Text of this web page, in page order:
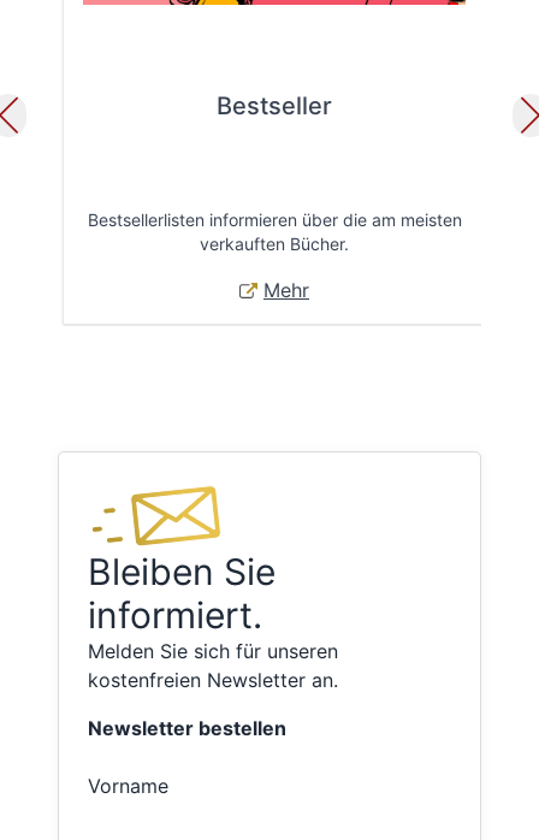
Bestseller
Bestsellerlisten informieren über die am meisten
verkauften Bücher.
Mehr
Bleiben Sie
informiert.
Melden Sie sich für unseren
kostenfreien Newsletter an.